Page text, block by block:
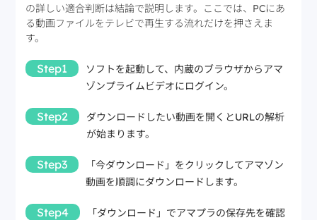
の詳しい適合判断は結論で説明します。ここでは、PCにあ
る動画ファイルをテレビで再生する流れだけを押さえま
す。
Step1
ソフトを起動して、内蔵のブラウザからアマ
ゾンプライムビデオにログイン。
Step2
ダウンロードしたい動画を開くとURLの解析
が始まります。
Step3
「今ダウンロード」をクリックしてアマゾン
動画を順調にダウンロードします。
Step4
「ダウンロード」でアマプラの保存先を確認